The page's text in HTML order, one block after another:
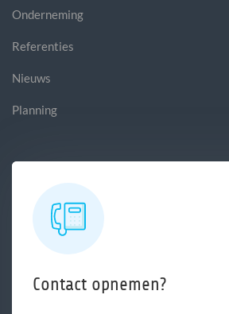
Onderneming
Referenties
Nieuws
Planning
Contact opnemen?